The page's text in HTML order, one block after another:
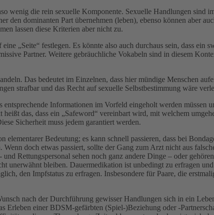
wenig die rein sexuelle Komponente. Sexuelle Handlungen sind
dominanten Part übernehmen (leben), ebenso können aber
lassen diese Kriterien aber nicht zu.
„Seite“ festlegen. Es könnte also auch durchaus sein, dass ein
Partner. Weitere gebräuchliche Vokabeln sind in diesem
Das bedeutet im Einzelnen, dass hier mündige Menschen
strafbar und das Recht auf sexuelle Selbstbestimmung wäre
Informationen im Vorfeld eingeholt werden müssen
das, dass ein „Safeword“ vereinbart wird, mit welchem
Sicherheit muss jedem garantiert werden.
Bedeutung; es kann schnell passieren, dass bei
doch etwas passiert, sollte der Gang zum Arzt nicht aus
Rettungspersonal sehen noch ganz andere Dinge – oder
bleiben. Dauermedikation ist unbedingt zu erfragen und
den Impfstatus zu erfragen. Insbesondere für Paare, die
nach der Durchführung gewisser Handlungen sich in ein
Erleben einer BDSM-gefärbten (Spiel-)Beziehung oder -